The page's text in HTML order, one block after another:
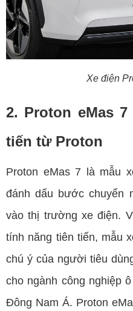
Xe điện
2. Proton eMas
tiến từ Proton
Proton eMas 7 là mẫu
đánh dấu bước chuyển
vào thị trường xe điện.
tính năng tiên tiến, mẫu
chú ý của người tiêu
cho ngành công nghiệp
Đông Nam Á. Proton